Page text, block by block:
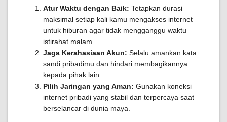
Atur Waktu dengan Baik: Tetapkan durasi
maksimal setiap kali kamu mengakses internet
untuk hiburan agar tidak mengganggu waktu
istirahat malam.
Jaga Kerahasiaan Akun: Selalu amankan kata
sandi pribadimu dan hindari membagikannya
kepada pihak lain.
Pilih Jaringan yang Aman: Gunakan koneksi
internet pribadi yang stabil dan terpercaya saat
berselancar di dunia maya.